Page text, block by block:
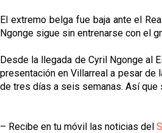
El extremo belga fue baja ante el
Ngonge sigue sin entrenarse con el
Desde la llegada de Cyril Ngonge al
presentación en Villarreal a pesar de
de tres días a seis semanas. Así que
– Recibe en tu móvil las noticias del